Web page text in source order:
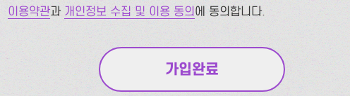
이용약관과 개인정보 수집 및 이용 동의에 동의합니다.